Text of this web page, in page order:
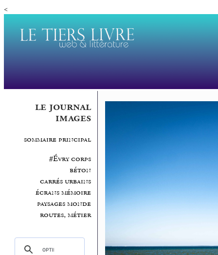
<
le journal
images
sommaire principal
#Évry corps
béton
carrés urbains
écrans mémoire
paysages monde
routes, métier